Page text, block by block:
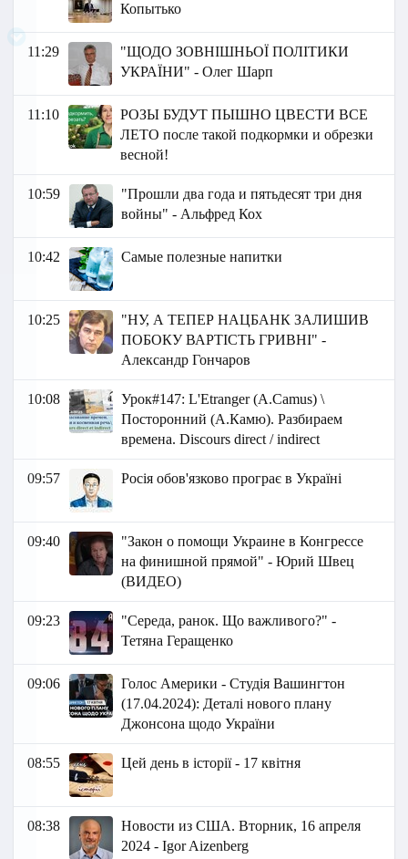
Копытько
11:29
"ЩОДО ЗОВНІШНЬОЇ ПОЛІТИКИ
УКРАЇНИ" - Олег Шарп
11:10
РОЗЫ БУДУТ ПЫШНО ЦВЕСТИ ВСЕ
ЛЕТО после такой подкормки и обрезки
весной!
10:59
"Прошли два года и пятьдесят три дня
войны" - Альфред Кох
10:42 Самые полезные напитки
10:25
"НУ, А ТЕПЕР НАЦБАНК ЗАЛИШИВ
ПОБОКУ ВАРТІСТЬ ГРИВНІ" -
Александр Гончаров
10:08
Урок#147: L'Etranger (A.Camus) \
Посторонний (А.Камю). Разбираем
времена. Discours direct / indirect
09:57 Росія обов'язково програє в Україні
09:40
"Закон о помощи Украине в Конгрессе
на финишной прямой" - Юрий Швец
(ВИДЕО)
09:23
"Середа, ранок. Що важливого?" -
Тетяна Геращенко
09:06
Голос Америки - Студія Вашингтон
(17.04.2024): Деталі нового плану
Джонсона щодо України
08:55 Цей день в історії - 17 квітня
08:38
Новости из США. Вторник, 16 апреля
2024 - Igor Aizenberg